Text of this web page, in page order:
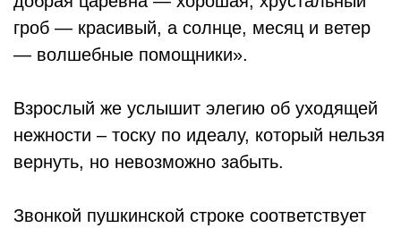
гроб — красивый, а солнце, месяц и ветер
— волшебные помощники».
Взрослый же услышит элегию об уходящей
нежности – тоску по идеалу, который нельзя
вернуть, но невозможно забыть.
Звонкой пушкинской строке соответствует